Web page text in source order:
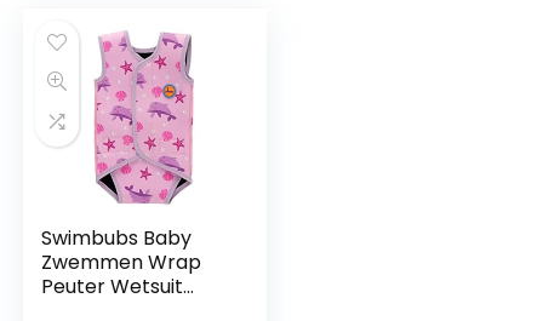
Swimbubs Baby
Zwemmen Wrap
Peuter Wetsuit